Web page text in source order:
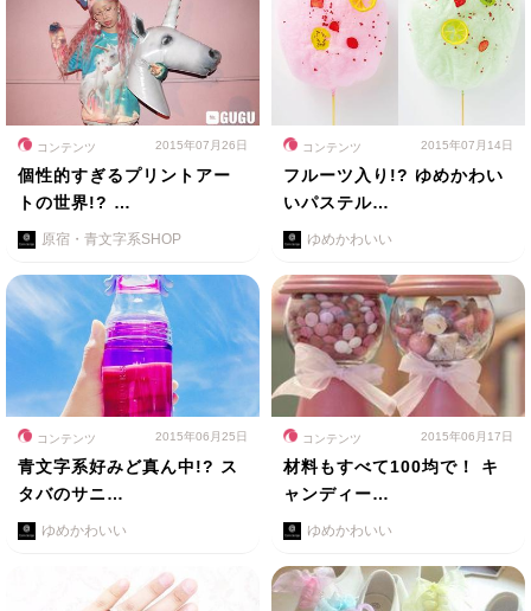
コンテンツ 2015年07月26日
個性的すぎるプリントアー
トの世界!? …
原宿・青文字系SHOP
コンテンツ 2015年07月14日
フルーツ入り!? ゆめかわい
いパステル…
ゆめかわいい
コンテンツ 2015年06月25日
青文字系好みど真ん中!? ス
タバのサニ…
ゆめかわいい
コンテンツ 2015年06月17日
材料もすべて100均で！ キ
ャンディー…
ゆめかわいい